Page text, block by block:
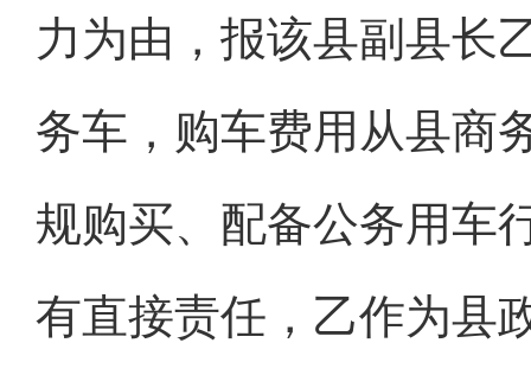
力为由，报该县副县长
务车，购车费用从县商
规购买、配备公务用车
有直接责任，乙作为县